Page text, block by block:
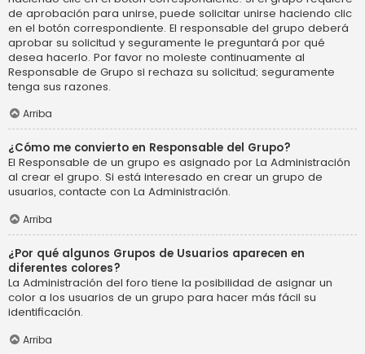
de aprobación para unirse, puede solicitar unirse haciendo clic
en el botón correspondiente. El responsable del grupo deberá
aprobar su solicitud y seguramente le preguntará por qué
desea hacerlo. Por favor no moleste continuamente al
Responsable de Grupo si rechaza su solicitud; seguramente
tenga sus razones.
Arriba
¿Cómo me convierto en Responsable del Grupo?
El Responsable de un grupo es asignado por La Administración
al crear el grupo. Si está interesado en crear un grupo de
usuarios, contacte con La Administración.
Arriba
¿Por qué algunos Grupos de Usuarios aparecen en
diferentes colores?
La Administración del foro tiene la posibilidad de asignar un
color a los usuarios de un grupo para hacer más fácil su
identificación.
Arriba